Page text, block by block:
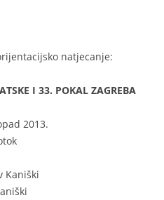
natjecanje:
I 33. POKAL ZAGREBA
2013.
Kaniški